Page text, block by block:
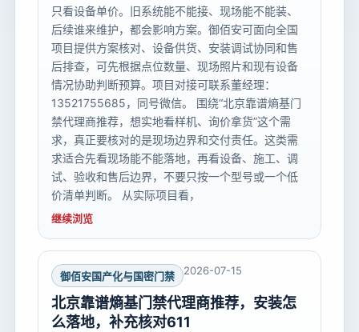
只看设备单价。旧系统能不能接、现场能不能装、
后续谁来维护，都会影响方案。御佰安可面向全国
项目提供方案核对、设备供货、安装调试协同和售
后排查，可先根据点位数量、现场照片和现有设备
情况协助判断预算。项目对接可联系董经理：
13521755685，同号微信。 围绕“北京靠谱熵基门
禁代理商推荐，想实地看样机、询价拿货”这个需
求，真正要核对的是现场边界和交付责任。这类需
求适合先看现场能不能落地，再看设备、施工、调
试、验收和售后边界，不要只按一个型号或一个低
价清单判断。 从实际项目看，
继续浏览
御佰安国产化与国密门禁 2026-07-15
北京靠谱熵基门禁代理商推荐，安装怎
么落地，补充核对611